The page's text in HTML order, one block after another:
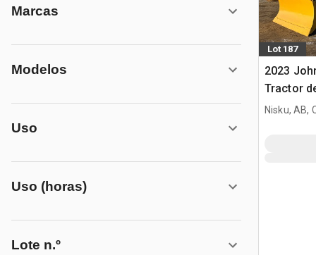
Marcas
Modelos
Uso
Uso (horas)
Lote n.º
Lot 187
2023
Tractor
Nisku, AB,